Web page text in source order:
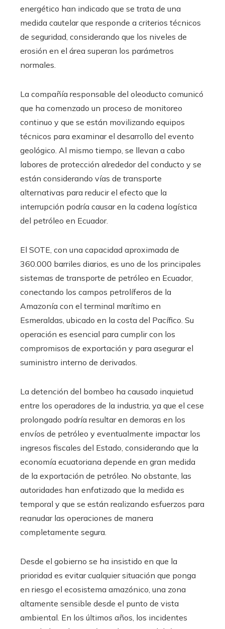
energético han indicado que se trata de una
medida cautelar que responde a criterios técnicos
de seguridad, considerando que los niveles de
erosión en el área superan los parámetros
normales.
La compañía responsable del oleoducto comunicó
que ha comenzado un proceso de monitoreo
continuo y que se están movilizando equipos
técnicos para examinar el desarrollo del evento
geológico. Al mismo tiempo, se llevan a cabo
labores de protección alrededor del conducto y se
están considerando vías de transporte
alternativas para reducir el efecto que la
interrupción podría causar en la cadena logística
del petróleo en Ecuador.
El SOTE, con una capacidad aproximada de
360.000 barriles diarios, es uno de los principales
sistemas de transporte de petróleo en Ecuador,
conectando los campos petrolíferos de la
Amazonía con el terminal marítimo en
Esmeraldas, ubicado en la costa del Pacífico. Su
operación es esencial para cumplir con los
compromisos de exportación y para asegurar el
suministro interno de derivados.
La detención del bombeo ha causado inquietud
entre los operadores de la industria, ya que el cese
prolongado podría resultar en demoras en los
envíos de petróleo y eventualmente impactar los
ingresos fiscales del Estado, considerando que la
economía ecuatoriana depende en gran medida
de la exportación de petróleo. No obstante, las
autoridades han enfatizado que la medida es
temporal y que se están realizando esfuerzos para
reanudar las operaciones de manera
completamente segura.
Desde el gobierno se ha insistido en que la
prioridad es evitar cualquier situación que ponga
en riesgo el ecosistema amazónico, una zona
altamente sensible desde el punto de vista
ambiental. En los últimos años, los incidentes